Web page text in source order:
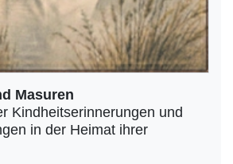
Masuren
Kindheitserinnerungen und
in der Heimat ihrer